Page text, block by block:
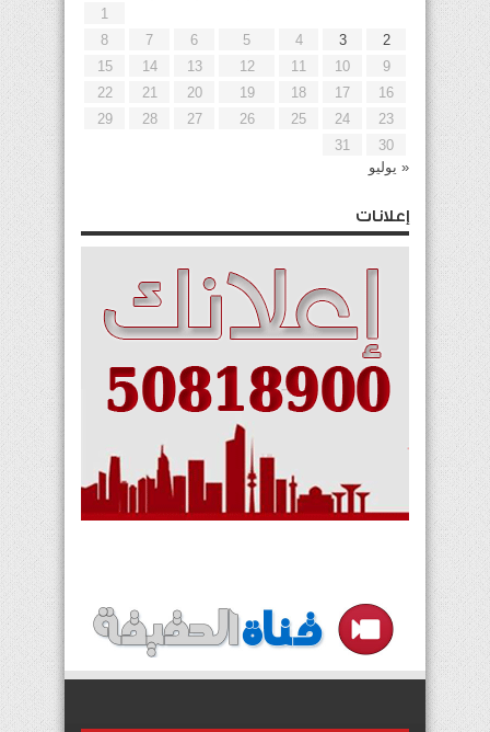
1
2
3
4
5
6
7
8
9
10
11
12
13
14
15
16
17
18
19
20
21
22
23
24
25
26
27
28
29
30
31
« يوليو
إعلانات